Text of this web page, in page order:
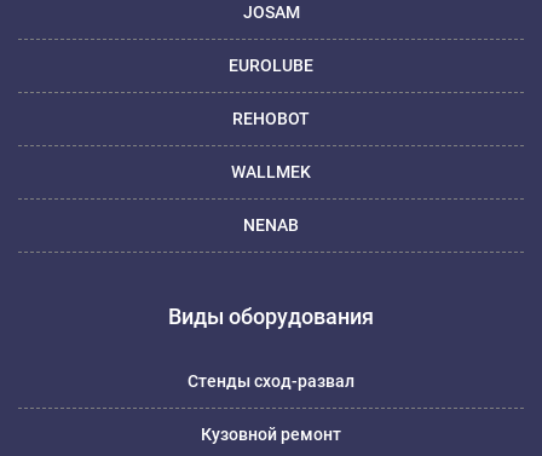
JOSAM
EUROLUBE
REHOBOT
WALLMEK
NENAB
Виды оборудования
Стенды сход-развал
Кузовной ремонт